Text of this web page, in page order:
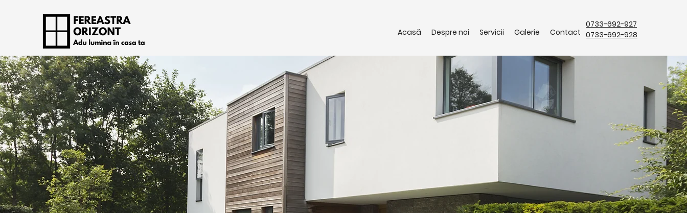
Acasă Despre noi Servicii Galerie Contact
0733-692-927
0733-692-928